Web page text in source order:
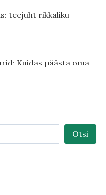
teejuht rikkaliku
Kuidas päästa oma
Otsi